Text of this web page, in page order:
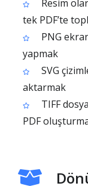
Resim
tek PDF’te
PNG
yapmak
SVG
aktarmak
TIFF
PDF